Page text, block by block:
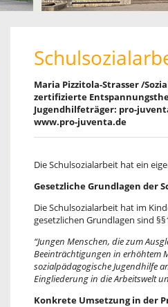
Maria Pizzitola-Strasser /
zertifizierte
Jugendhilfeträger: pro-
www.pro-juventa.de
Die Schulsozialarbeit hat ein
Gesetzliche Grundlagen der
Die Schulsozialarbeit hat im
gesetzlichen Grundlagen sind
“Jungen Menschen, die zum
Beeinträchtigungen in erhöhtem
sozialpädagogische Jugendhilfe
Eingliederung in die Arbeitswelt
Konkrete Umsetzung in der